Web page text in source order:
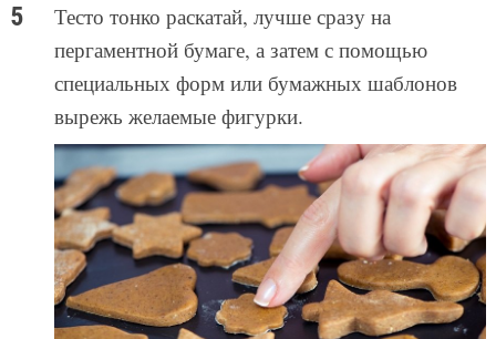
Тесто тонко раскатай, лучше сразу на
пергаментной бумаге, а затем с помощью
специальных форм или бумажных шаблонов
вырежь желаемые фигурки.